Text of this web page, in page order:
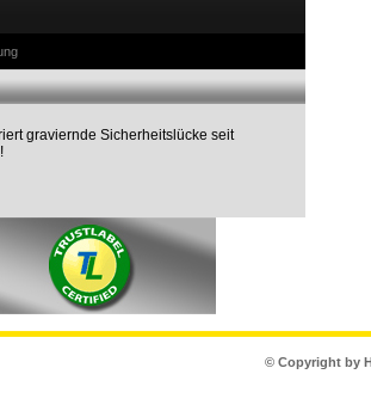
graviernde Sicherheitslücke seit
© Copyright by